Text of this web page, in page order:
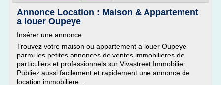
Annonce Location : Maison & Appartement
a louer Oupeye
Insérer une annonce
Trouvez votre maison ou appartement a louer Oupeye
parmi les petites annonces de ventes immobilieres de
particuliers et professionnels sur Vivastreet Immobilier.
Publiez aussi facilement et rapidement une annonce de
location immobiliere...